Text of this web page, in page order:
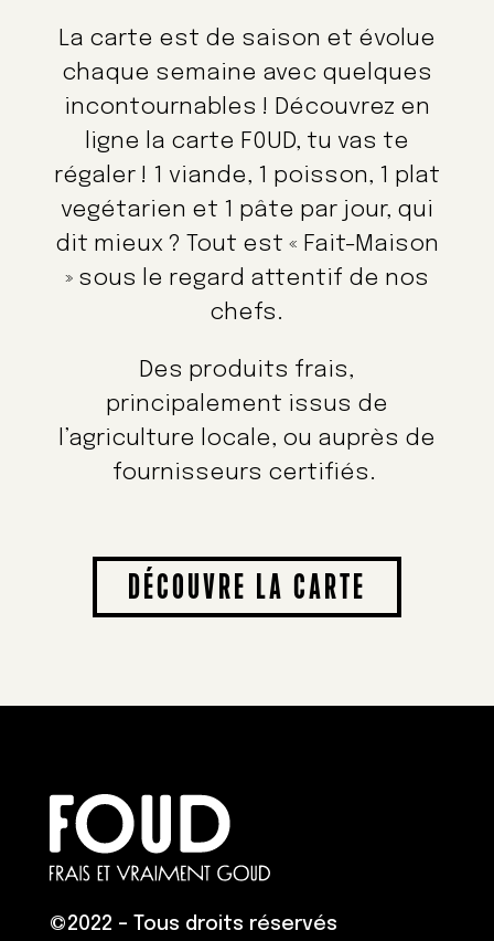
La carte est de saison et évolue
chaque semaine avec quelques
incontournables ! Découvrez en
ligne la carte F0UD, tu vas te
régaler ! 1 viande, 1 poisson, 1 plat
vegétarien et 1 pâte par jour, qui
dit mieux ? Tout est « Fait-Maison
» sous le regard attentif de nos
chefs.
Des produits frais,
principalement issus de
l’agriculture locale, ou auprès de
fournisseurs certifiés.
DÉCOUVRE LA CARTE
©2022 – Tous droits réservés